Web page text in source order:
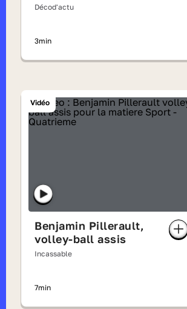
Décod'actu
3min
Vidéo
Benjamin Pillerault,
volley-ball assis
Incassable
7min